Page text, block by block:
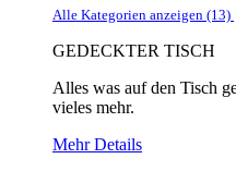
Alle Kategorien anzeigen (13)
GEDECKTER TISCH
Alles was auf den Tisch
vieles mehr.
Mehr Details